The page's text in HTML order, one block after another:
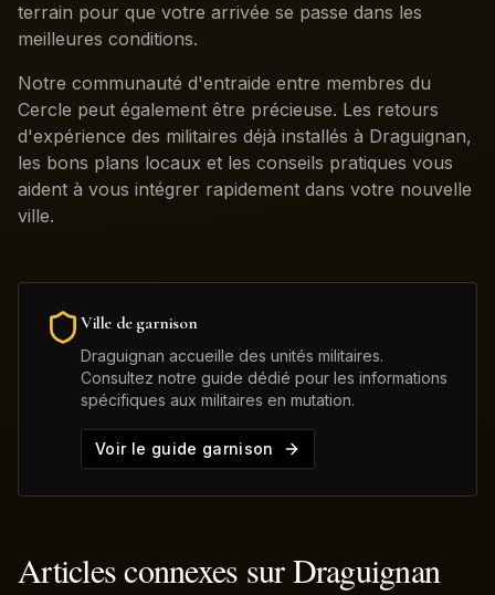
terrain pour que votre arrivée se passe dans les
meilleures conditions.
Notre communauté d'entraide entre membres du
Cercle peut également être précieuse. Les retours
d'expérience des militaires déjà installés à Draguignan,
les bons plans locaux et les conseils pratiques vous
aident à vous intégrer rapidement dans votre nouvelle
ville.
Ville de garnison
Draguignan accueille des unités militaires.
Consultez notre guide dédié pour les informations
spécifiques aux militaires en mutation.
Voir le guide garnison
Articles connexes surDraguignan